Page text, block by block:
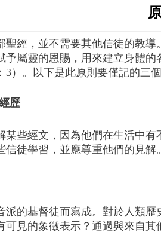
聖經，並不需要其他信徒的教
予屬靈的恩賜，用來建立身體
）。以下是此原則要僅記的三個
歷
某些經文，因為他們在生活中
徒學習，並應尊重他們的見解。
派的基督徒而寫成。對於人類
見的象徵表示？通過與來自